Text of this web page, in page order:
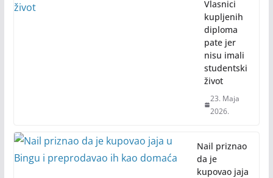
Vlasnici
kupljenih
diploma
pate jer
nisu imali
studentski
život
23. Maja
2026.
Nail priznao
da je
kupovao jaja